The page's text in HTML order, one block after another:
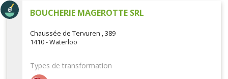
BOUCHERIE MAGEROTTE SRL
Chaussée de Tervuren , 389
1410 - Waterloo
Types de transformation